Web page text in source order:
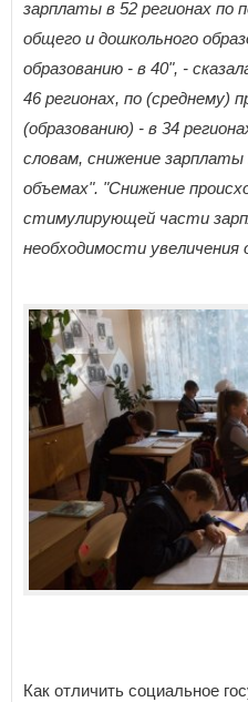
зарплаты в 52 регионах по
общего и дошкольного
образованию - в 40", -
46 регионах, по (среднему)
(образованию) - в 34
словам, снижение
объемах". "Снижение
стимулирующей части
необходимости увеличения
Как отличить социальное